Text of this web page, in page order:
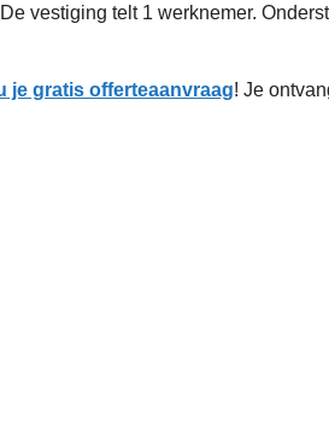
vestiging telt 1 werknemer.
je gratis offerteaanvraag! Je